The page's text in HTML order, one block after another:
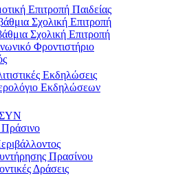
Επιτροπή Παιδείας
Σχολική Επιτροπή
Σχολική Επιτροπή
Φροντιστήριο
Εκδηλώσεις
Εκδηλώσεων
Πράσινο
Πρασίνου
Δράσεις